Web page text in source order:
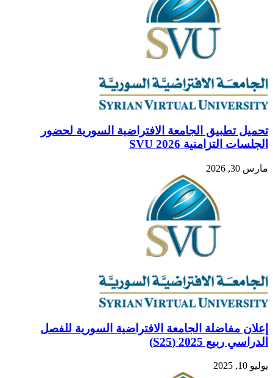
تحميل تطبيق الجامعة الافتراضية السورية لحضور
الجلسات التزامنية SVU 2026
مارس 30, 2026
إعلان مفاضلة الجامعة الافتراضية السورية للفصل
الدراسي ربيع 2025 (S25)
يوليو 10, 2025